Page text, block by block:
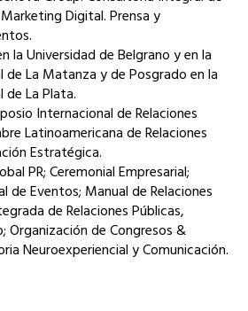
Digital. Prensa y
la Universidad de Belgrano y en la
de La Matanza y de Posgrado en la
de La Plata.
Internacional de Relaciones
Latinoamericana de Relaciones
Estratégica.
PR; Ceremonial Empresarial;
de Eventos; Manual de Relaciones
de Relaciones Públicas,
Organización de Congresos &
Neuroexperiencial y Comunicación.